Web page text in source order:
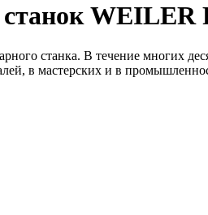
станка. В течение многих
в мастерских и в